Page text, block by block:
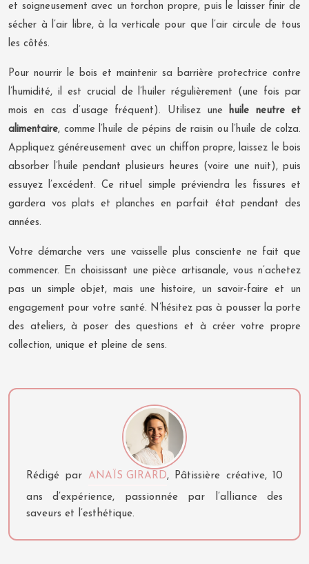
et soigneusement avec un torchon propre, puis le laisser finir de
sécher à l’air libre, à la verticale pour que l’air circule de tous
les côtés.
Pour nourrir le bois et maintenir sa barrière protectrice contre
l’humidité, il est crucial de l’huiler régulièrement (une fois par
mois en cas d’usage fréquent). Utilisez une
huile neutre et
alimentaire, comme l’huile de pépins de raisin ou l’huile de colza.
Appliquez généreusement avec un chiffon propre, laissez le bois
absorber l’huile pendant plusieurs heures (voire une nuit), puis
essuyez l’excédent. Ce rituel simple préviendra les fissures et
gardera vos plats et planches en parfait état pendant des
années.
Votre démarche vers une vaisselle plus consciente ne fait que
commencer. En choisissant une pièce artisanale, vous n’achetez
pas un simple objet, mais une histoire, un savoir-faire et un
engagement pour votre santé. N’hésitez pas à pousser la porte
des ateliers, à poser des questions et à créer votre propre
collection, unique et pleine de sens.
Rédigé par ANAÏS GIRARD, Pâtissière créative, 10
ans d’expérience, passionnée par l’alliance des
saveurs et l’esthétique.